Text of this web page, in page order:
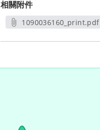
相關附件
1090036160_print.pdf